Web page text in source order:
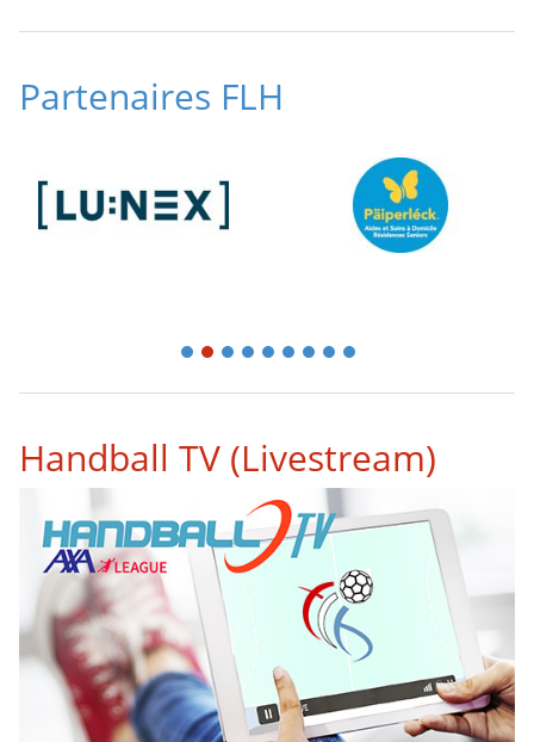
Partenaires FLH
1 2 3 4 5 6 7 8 9
Handball TV (Livestream)